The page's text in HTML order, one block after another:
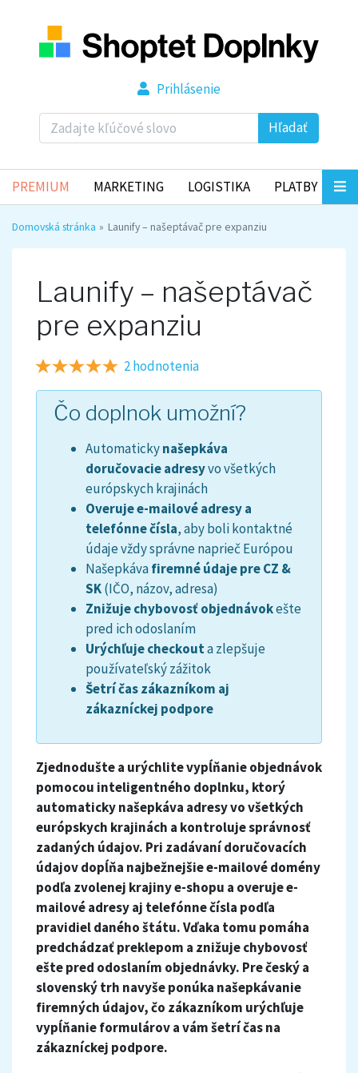
Hľadať
Prihlásenie
PREMIUM MARKETING LOGISTIKA PLATBY
Domovská stránka Launify – našeptávač pre expanziu
Launify – našeptávač
pre expanziu
2 hodnotenia
Čo doplnok umožní?
Automatickynašepkáva
doručovacie adresyvo všetkých
európskych krajinách
Overuje e-mailové adresy a
telefónne čísla, aby boli kontaktné
údaje vždy správne naprieč Európou
Našepkávafiremné údaje pre CZ &
SK(IČO, názov, adresa)
Znižuje chybovosť objednávokešte
pred ich odoslaním
Urýchľuje checkouta zlepšuje
používateľský zážitok
Šetrí čas zákazníkom aj
zákazníckej podpore
Zjednodušte a urýchlite vypĺňanie objednávok
pomocou inteligentného doplnku, ktorý
automaticky našepkáva adresy vo všetkých
európskych krajinách a kontroluje správnosť
zadaných údajov. Pri zadávaní doručovacích
údajov dopĺňa najbežnejšie e-mailové domény
podľa zvolenej krajiny e-shopu a overuje e-
mailové adresy aj telefónne čísla podľa
pravidiel daného štátu. Vďaka tomu pomáha
predchádzať preklepom a znižuje chybovosť
ešte pred odoslaním objednávky. Pre český a
slovenský trh navyše ponúka našepkávanie
firemných údajov, čo zákazníkom urýchľuje
vypĺňanie formulárov a vám šetrí čas na
zákazníckej podpore.